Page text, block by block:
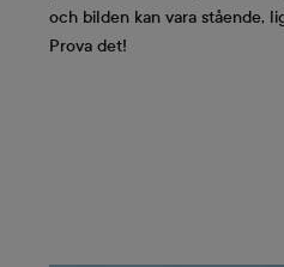
och bilden kan vara stående,
Prova det!